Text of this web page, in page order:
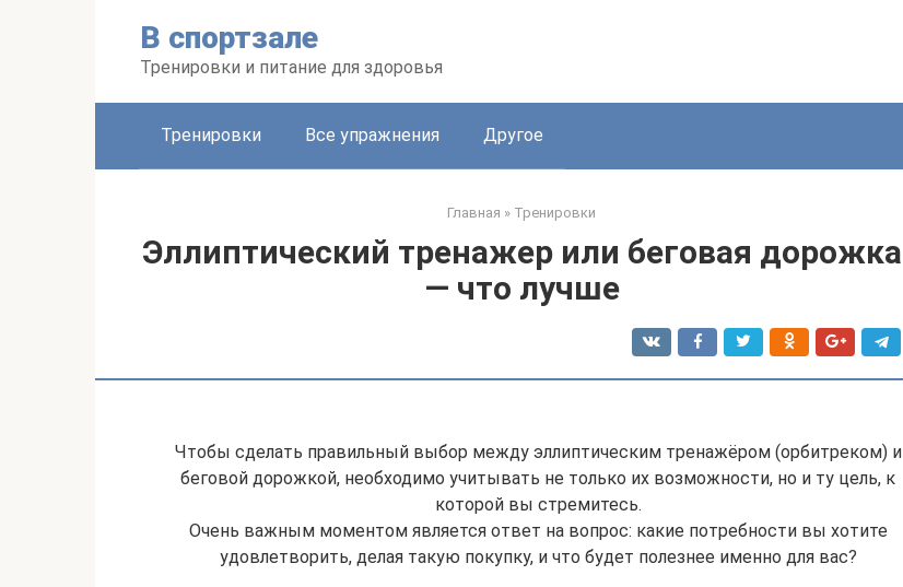
В спортзале
Тренировки и питание для здоровья
Тренировки Все упражнения Другое
Главная » Тренировки
Эллиптический тренажер или беговая дорожка
— что лучше
Чтобы сделать правильный выбор между эллиптическим тренажёром (орбитреком) и
беговой дорожкой, необходимо учитывать не только их возможности, но и ту цель, к
которой вы стремитесь.
Очень важным моментом является ответ на вопрос: какие потребности вы хотите
удовлетворить, делая такую покупку, и что будет полезнее именно для вас?